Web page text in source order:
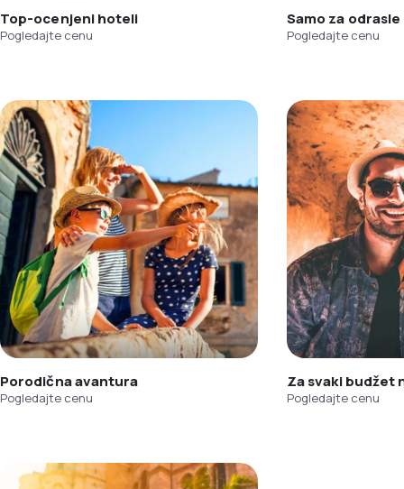
Top-ocenjeni hoteli
Pogledajte cenu
Samo za odrasle
Pogledajte cenu
Porodična avantura
Pogledajte cenu
Za svaki budžet
Pogledajte cenu